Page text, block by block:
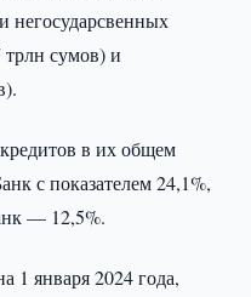
негосударсвенных
сумов) и
в их общем
с показателем 24,1%,
— 12,5%.
1 января 2024 года,